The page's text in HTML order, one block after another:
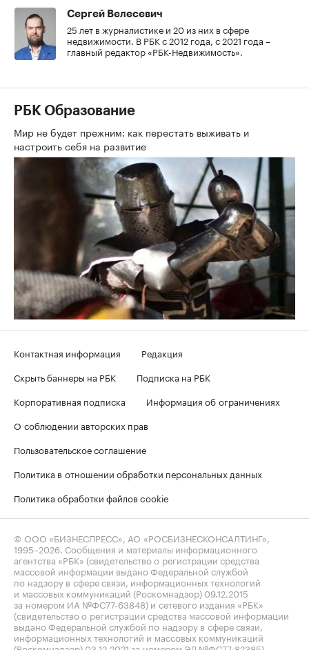
Сергей Велесевич
25 лет в журналистике и 20 из них в сфере
недвижимости. В РБК с 2012 года, с 2021 года –
главный редактор «РБК-Недвижимость».
РБК Образование
Мир не будет прежним: как перестать выживать и
настроить себя на развитие
Контактная информация
Редакция
Скрыть баннеры на РБК
Подписка на РБК
Корпоративная подписка
Информация об ограничениях
О соблюдении авторских прав
Пользовательское соглашение
Политика в отношении обработки персональных данных
Политика обработки файлов cookie
© ООО «БИЗНЕСПРЕСС», АО «РОСБИЗНЕСКОНСАЛТИНГ»,
1995–2026 . Сообщения и материалы информационного
агентства «РБК» (свидетельство о регистрации средства
массовой информации выдано Федеральной службой
по надзору в сфере связи, информационных технологий
и массовых коммуникаций (Роскомнадзор) 09.12.2015
за номером ИА №ФС77-63848) и сетевого издания «РБК»
(свидетельство о регистрации средства массовой информации
выдано Федеральной службой по надзору в сфере связи,
информационных технологий и массовых коммуникаций